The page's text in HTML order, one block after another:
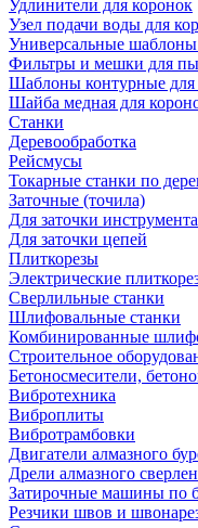
Удлинители для коронок
Узел подачи воды для
Универсальные
Фильтры и мешки для
Шаблоны контурные для
Шайба медная для
Станки
Деревообработка
Рейсмусы
Токарные станки по
Заточные (точила)
Для заточки инструмента
Для заточки цепей
Плиткорезы
Электрические
Сверлильные станки
Шлифовальные станки
Комбинированные
Строительное
Бетоносмесители,
Вибротехника
Виброплиты
Вибротрамбовки
Двигатели алмазного
Дрели алмазного
Затирочные машины по
Резчики швов и